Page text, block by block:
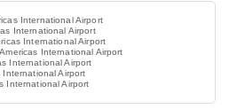
International Airport
International Airport
International Airport
International Airport
International Airport
International Airport
International Airport